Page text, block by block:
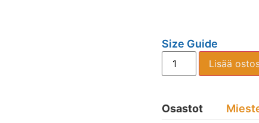
Size Guide
Lisää
Osastot